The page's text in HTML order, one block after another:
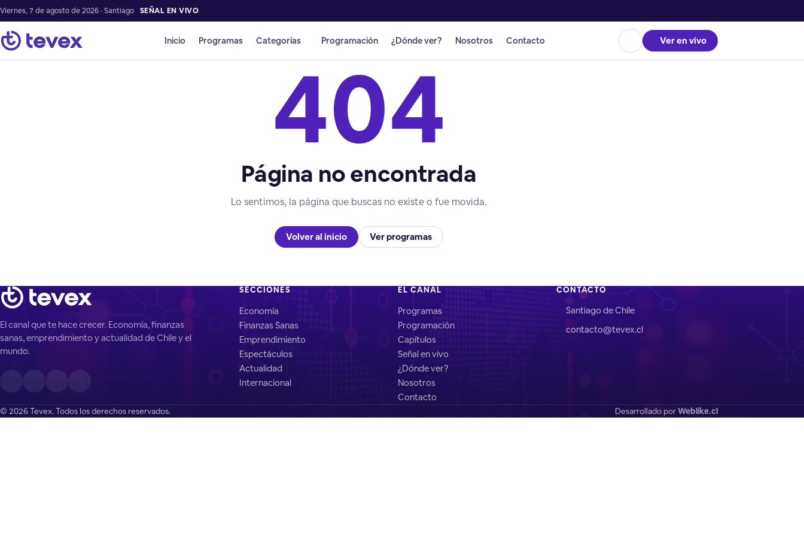
Viernes, 7 de agosto de 2026 · Santiago SEÑAL EN VIVO
Inicio Programas Categorías Programación ¿Dónde ver? Nosotros Contacto Ver en vivo
404
Página no encontrada
Lo sentimos, la página que buscas no existe o fue movida.
Volver al inicio Ver programas
El canal que te hace crecer. Economía, finanzas
sanas, emprendimiento y actualidad de Chile y el
mundo.
SECCIONES
Economía
Finanzas Sanas
Emprendimiento
Espectáculos
Actualidad
Internacional
EL CANAL
Programas
Programación
Capítulos
Señal en vivo
¿Dónde ver?
Nosotros
Contacto
CONTACTO
Santiago de Chile
contacto@tevex.cl
© 2026 Tevex. Todos los derechos reservados. Desarrollado porWeblike.cl